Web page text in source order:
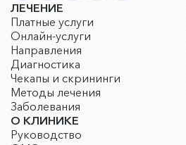
ЛЕЧЕНИЕ
Платные услуги
Онлайн-услуги
Направления
Диагностика
Чекапы и скрининги
Методы лечения
Заболевания
О КЛИНИКЕ
Руководство